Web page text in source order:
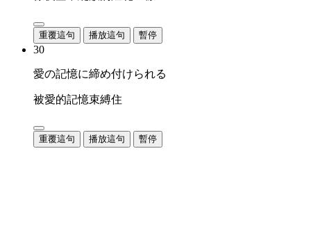
重覆這句 播放這句 暫停
30
愛の記憶に締め付けられる
被愛的記憶束縛住
重覆這句 播放這句 暫停